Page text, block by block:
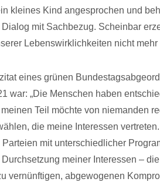
kleines Kind angesprochen und
mit Sachbezug. Scheinbar
Lebenswirklichkeiten nicht
eines grünen
war: „Die Menschen haben
Teil möchte von niemanden
die meine Interessen
mit unterschiedlicher
meiner Interessen –
vernünftigen, abgewogenen